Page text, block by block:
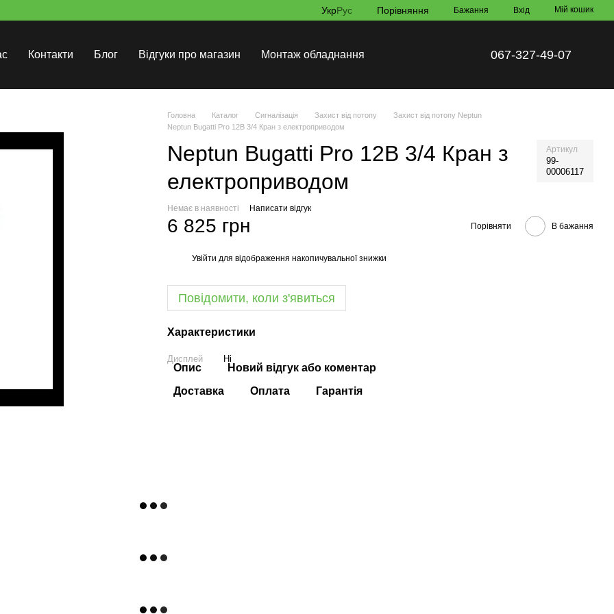
УкрРус Порівняння Бажання Вхід Мій кошик
Контакти Блог Відгуки про магазин Монтаж обладнання 067-327-49-07
Головна Каталог Сигналізація Захист від потопу
Захист від потопу Neptun
Neptun Bugatti Pro 12В 3/4 Кран з електроприводом
Neptun Bugatti Pro 12В 3/4 Кран з
електроприводом
Артикул
99-
00006117
Немає в наявності Написати відгук
6 825 грн Порівняти В бажання
Увійти для відображення накопичувальної знижки
Повідомити, коли з'явиться
Характеристики
Дисплей Ні
Опис
Новий відгук або коментар
Доставка
Оплата Гарантія